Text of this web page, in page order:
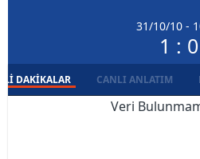
31/10/10 -
1 : 0
DAKIKALAR CANLI ANLATIM
Veri